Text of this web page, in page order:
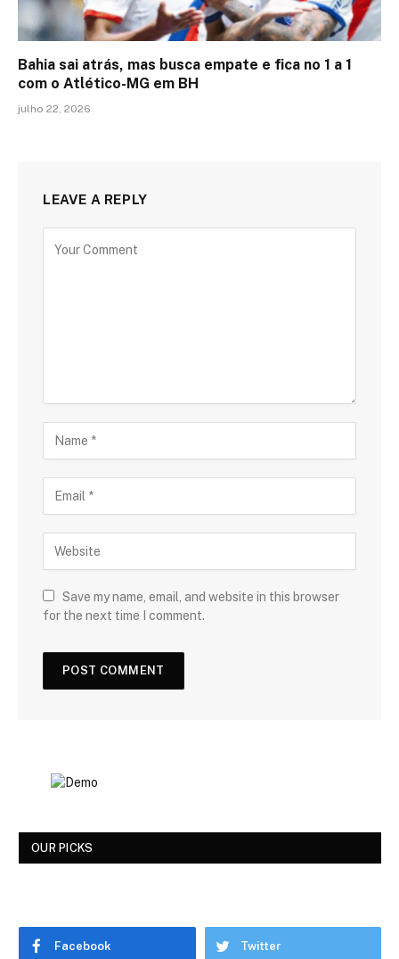
Bahia sai atrás, mas busca empate e fica no 1 a 1
com o Atlético-MG em BH
julho 22, 2026
LEAVE A REPLY
Save my name, email, and website in this browser
for the next time I comment.
OUR PICKS
Facebook Twitter